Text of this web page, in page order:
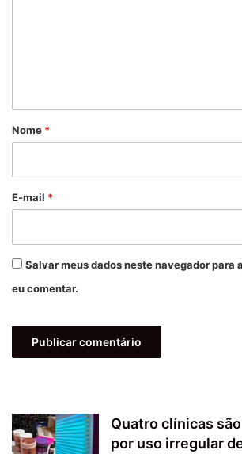
r
*
Nome *
E-mail *
Salvar meus dados neste navegador para
eu comentar.
Quatro clínicas
por uso irregular